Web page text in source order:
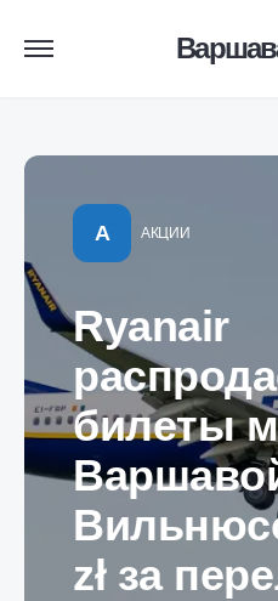
А АКЦИИ
Ryanair
билеты
zł за